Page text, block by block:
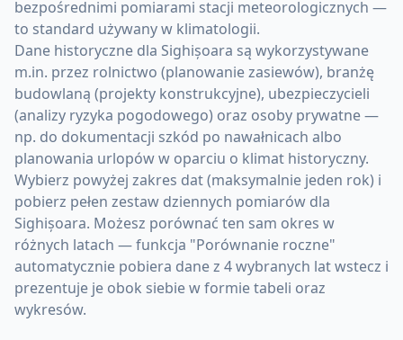
bezpośrednimi pomiarami stacji meteorologicznych —
to standard używany w klimatologii.
Dane historyczne dla Sighișoara są wykorzystywane
m.in. przez rolnictwo (planowanie zasiewów), branżę
budowlaną (projekty konstrukcyjne), ubezpieczycieli
(analizy ryzyka pogodowego) oraz osoby prywatne —
np. do dokumentacji szkód po nawałnicach albo
planowania urlopów w oparciu o klimat historyczny.
Wybierz powyżej zakres dat (maksymalnie jeden rok) i
pobierz pełen zestaw dziennych pomiarów dla
Sighișoara. Możesz porównać ten sam okres w
różnych latach — funkcja "Porównanie roczne"
automatycznie pobiera dane z 4 wybranych lat wstecz i
prezentuje je obok siebie w formie tabeli oraz
wykresów.